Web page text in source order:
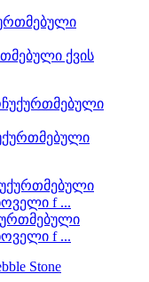
ქვის
f ...